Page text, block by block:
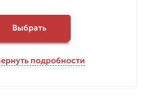
Выбрать
подробности